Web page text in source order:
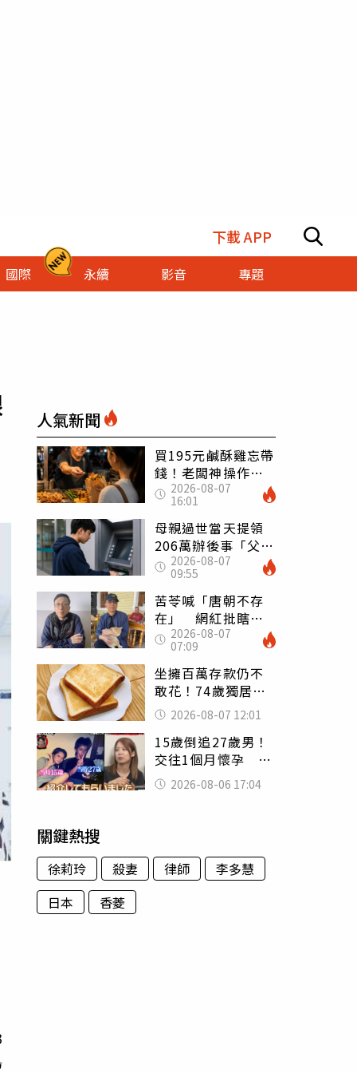
下載 APP
國際 永續 影音 專題
人氣新聞
買195元鹹酥雞忘帶
錢！老闆神操作
「倒找5元」 全網
看哭：這就是台灣
2026-08-07
16:01
母親過世當天提領
206萬辦後事「父子
遭判刑」 律師：
搶錢先下手是罪
2026-08-07
09:55
苦苓喊「唐朝不存
在」 網紅批瞎編
歷史：李白、杜甫
用鮮卑文寫詩？
2026-08-07
07:09
坐擁百萬存款仍不
敢花！74歲獨居翁
「1餐只吃1片吐
司」 半年後暴瘦
嚇壞女兒
2026-08-07 12:01
15歲倒追27歲男！
交往1個月懷孕 36
歲當阿嬤故事曝光
2026-08-06 17:04
關鍵熱搜
徐莉玲 殺妻 律師
李多慧
日本
香菱